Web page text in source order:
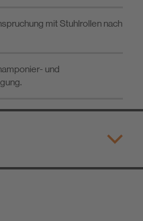
mit Stuhlrollen nach
und